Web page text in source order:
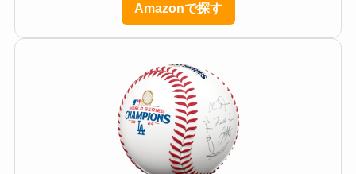
Amazonで探す